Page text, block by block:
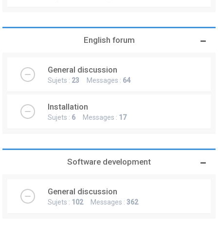
English forum
General discussion
Sujets : 23 Messages : 64
Installation
Sujets : 6 Messages : 17
Software development
General discussion
Sujets : 102Messages : 362